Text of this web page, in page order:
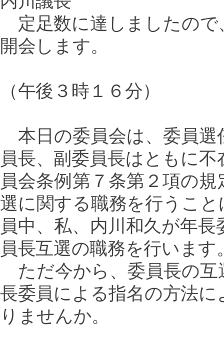
定足数に達しましたので
開会します。
（午後３時１６分）
本日の委員会は、委員選
員長、副委員長はともに
員会条例第７条第２項の
選に関する職務を行うこ
員中、私、内川和久が年
員長互選の職務を行います
ただ今から、委員長の互
長委員による指名の方法
りませんか。